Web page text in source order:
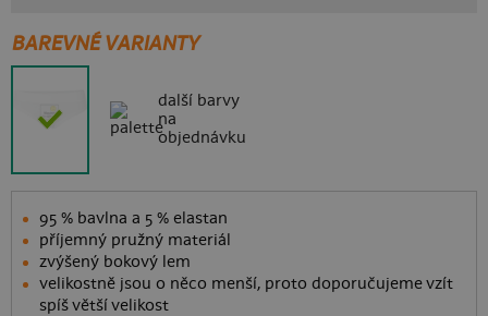
BAREVNÉ VARIANTY
další barvy
na
objednávku
95 % bavlna a 5 % elastan
příjemný pružný materiál
zvýšený bokový lem
velikostně jsou o něco menší, proto doporučujeme vzít
spíš větší velikost